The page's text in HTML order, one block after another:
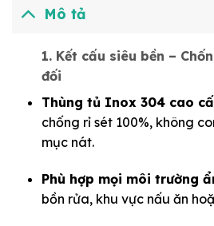
Mô tả
1. Kết cấu siêu bền –
đối
Thùng tủ Inox 304 cao
chống rỉ sét 100%, không
mục nát.
Phù hợp mọi môi trường
bồn rửa, khu vực nấu ăn